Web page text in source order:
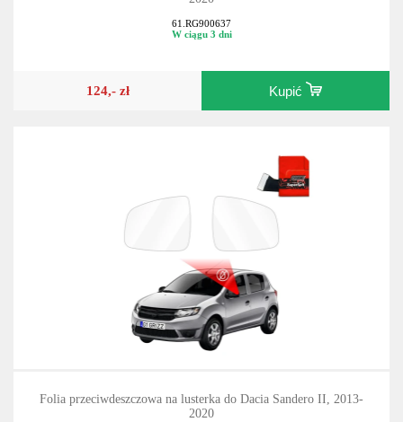
61.RG900637
W ciągu 3 dni
124,- zł Kupić
Folia przeciwdeszczowa na lusterka do Dacia Sandero II, 2013-
2020